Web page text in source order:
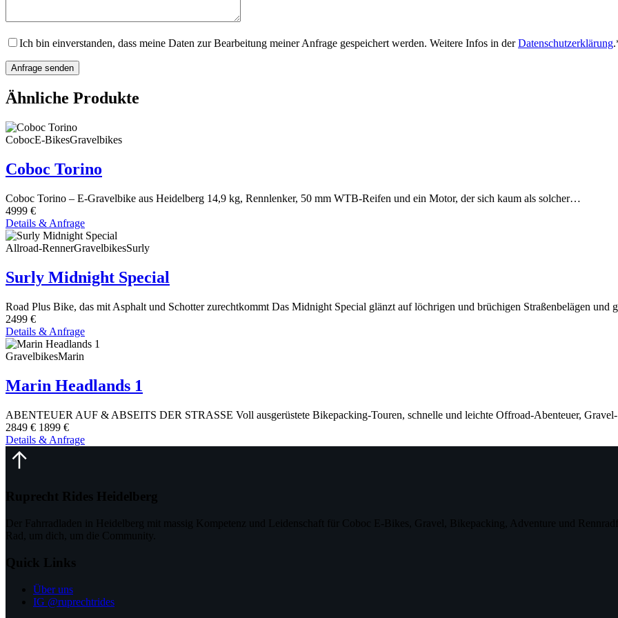
Ich bin einverstanden, dass meine Daten zur Bearbeitung meiner Anfrage gespeichert werden. Weitere Infos in derDatenschutzerklärung
Ähnliche Produkte
CobocE-BikesGravelbikes
Coboc Torino
Coboc Torino – E-Gravelbike aus Heidelberg 14,9 kg, Rennlenker, 50 mm WTB-Reifen und ein Motor, der sich kaum als solcher…
4999 €
Details & Anfrage
Allroad-RennerGravelbikesSurly
Surly Midnight Special
Road Plus Bike, das mit Asphalt und Schotter zurechtkommt Das Midnight Special glänzt auf löchrigen und brüchigen Straßenbelägen und
2499 €
Details & Anfrage
GravelbikesMarin
Marin Headlands 1
ABENTEUER AUF & ABSEITS DER STRASSE Voll ausgerüstete Bikepacking-Touren, schnelle und leichte Offroad-Abenteuer,
2849 € 1899 €
Details & Anfrage
Ruprecht Rides Heidelberg
Der Fahrradladen in Heidelberg mit massig Kompetenz und Leidenschaft für Coboc E-Bikes, Gravel, Bikepacking, Adventure und
Rad, um dich, um die Community.
Quick Links
Über uns
IG @ruprechtrides